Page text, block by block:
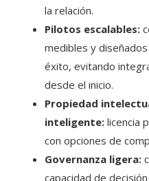
la relación.
Pilotos escalables:
medibles y
éxito, evitando
desde el inicio.
Propiedad
inteligente: licencia
con opciones de
Governanza ligera:
capacidad de